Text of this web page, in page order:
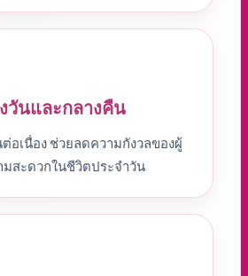
วันและกลางคืน
ต่อเนื่อง ช่วยลดความกังวลของผู้
สะดวกในชีวิตประจำวัน